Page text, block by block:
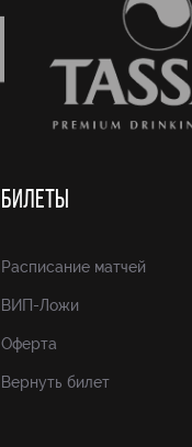
БИЛЕТЫ
Расписание матчей
ВИП-Ложи
Оферта
Вернуть билет